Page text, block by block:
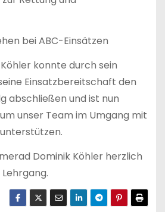
bei ABC-Einsätzen
konnte durch sein
Einsatzbereitschaft den
abschließen und ist nun
unser Team im Umgang mit
Dominik Köhler herzlich